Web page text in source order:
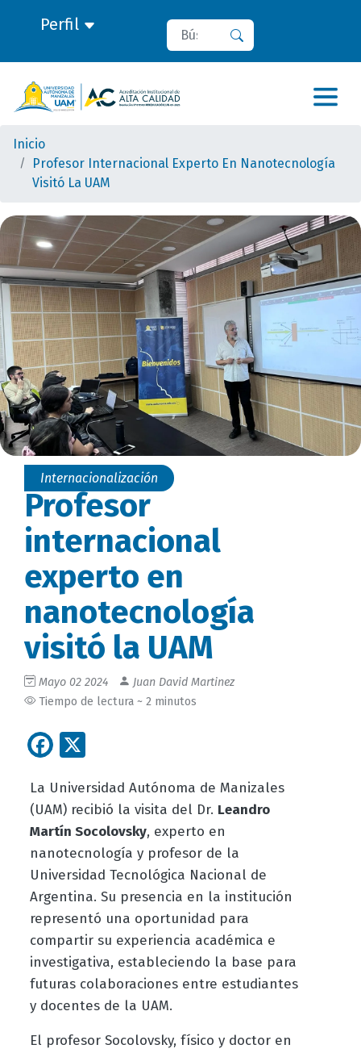
Perfil Buscar
Inicio
Profesor Internacional Experto En Nanotecnología
Visitó La UAM
Internacionalización
Profesor
internacional
experto en
nanotecnología
visitó la UAM
Mayo 02 2024
Juan David Martinez
Tiempo de lectura ~ 2 minutos
Facebook
La Universidad Autónoma de Manizales
(UAM) recibió la visita del Dr. Leandro
Martín Socolovsky, experto en
nanotecnología y profesor de la
Universidad Tecnológica Nacional de
Argentina. Su presencia en la institución
representó una oportunidad para
compartir su experiencia académica e
investigativa, estableciendo la base para
futuras colaboraciones entre estudiantes
y docentes de la UAM.
El profesor Socolovsky, físico y doctor en